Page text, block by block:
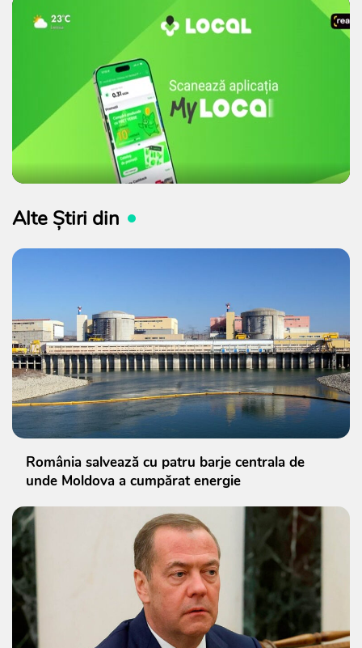
Alte Știri din
România salvează cu patru barje centrala de
unde Moldova a cumpărat energie